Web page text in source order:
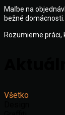
Maľbe na
bežné
Rozumieme práci,
Všetko